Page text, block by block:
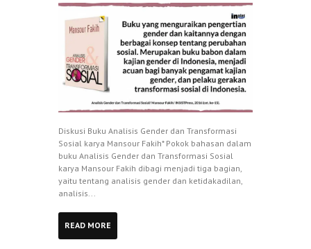
Diskusi Buku Analisis Gender dan Transformasi
Sosial karya Mansour Fakih* Pokok bahasan dalam
buku Analisis Gender dan Transformasi Sosial
karya Mansour Fakih dibagi menjadi tiga bagian,
yaitu tentang analisis gender dan ketidakadilan,
analisis...
READ MORE